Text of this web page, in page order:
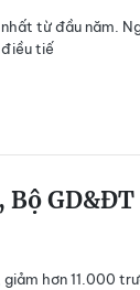
từ đầu năm.
tiế
Bộ GD&ĐT
hơn 11.000